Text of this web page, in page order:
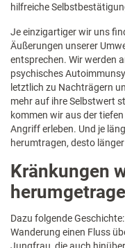
hilfreiche
Je einzigartiger wir uns
Äußerungen unserer
entsprechen. Wir werden
psychisches
letztlich zu Nachträgern
mehr auf ihre Selbstwert
kommen wir aus der
Angriff erleben. Und je
herumtragen, desto
Kränkungen
Dazu folgende
Wanderung einen Fluss